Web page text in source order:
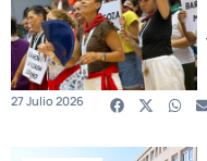
27 Julio 2026